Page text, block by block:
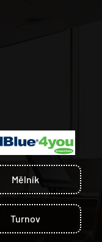
Mělník
Turnov